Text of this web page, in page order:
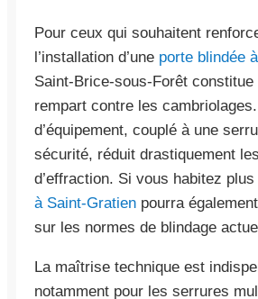
Pour ceux qui souhaitent
l’installation d’une porte blindée
Saint-Brice-sous-Forêt constitue
rempart contre les
d’équipement, couplé à une
sécurité, réduit drastiquement
d’effraction. Si vous habitez
à Saint-Gratien pourra
sur les normes de blindage
La maîtrise technique est
notamment pour les serrures